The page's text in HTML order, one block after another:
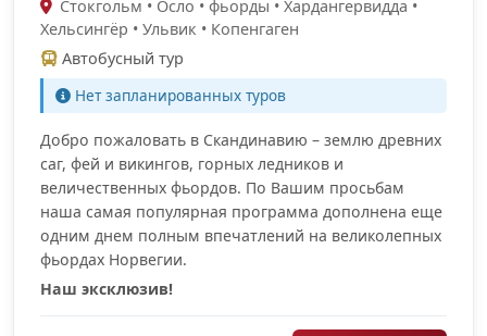
Стокгольм • Осло • фьорды • Хардангервидда •
Хельсингёр • Ульвик • Копенгаген
Автобусный тур
Нет запланированных туров
Добро пожаловать в Скандинавию – землю древних
саг, фей и викингов, горных ледников и
величественных фьордов. По Вашим просьбам
наша самая популярная программа дополнена еще
одним днем полным впечатлений на великолепных
фьордах Норвегии.
Наш эксклюзив!